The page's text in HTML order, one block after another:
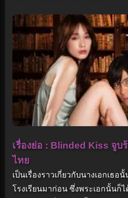
เรื่องย่อ : Blinded Kiss จูบ
ไทย
เป็นเรื่องราวเกี่ยวกับนางเอกเธอ
โรงเรียนมาก่อน ซึ่งพระเอกนั้นก็